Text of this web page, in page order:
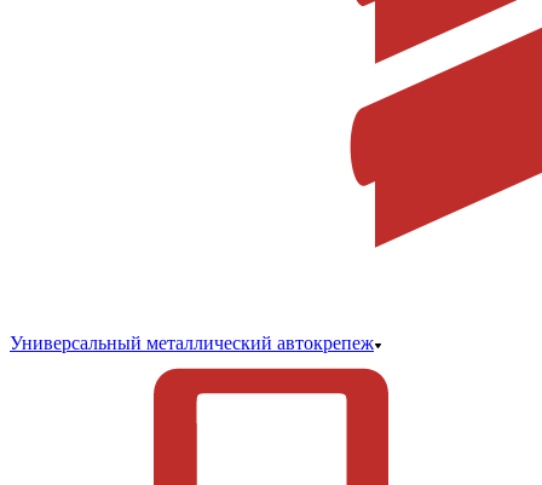
Универсальный металлический автокрепеж